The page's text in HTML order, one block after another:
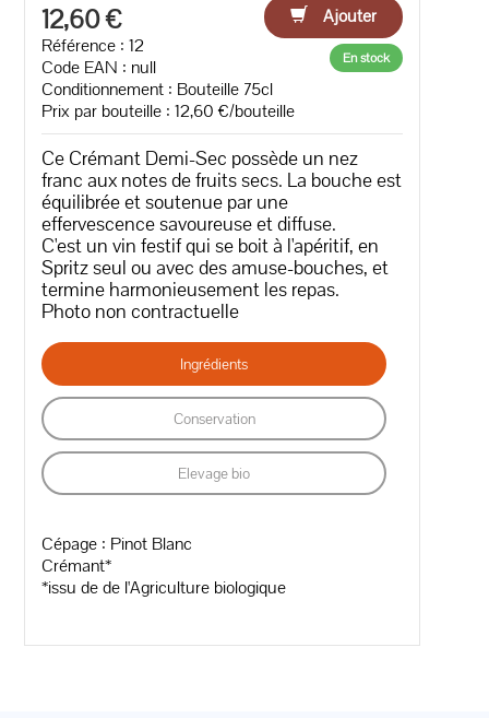
12,60 €
Ajouter
Référence : 12
Code EAN : null
Conditionnement : Bouteille 75cl
Prix par bouteille : 12,60 €/bouteille
En stock
Ce Crémant Demi-Sec possède un nez
franc aux notes de fruits secs. La bouche est
équilibrée et soutenue par une
effervescence savoureuse et diffuse.
C'est un vin festif qui se boit à l'apéritif, en
Spritz seul ou avec des amuse-bouches, et
termine harmonieusement les repas.
Photo non contractuelle
Ingrédients
Conservation
Elevage bio
Cépage : Pinot Blanc
Crémant*
*issu de de l'Agriculture biologique